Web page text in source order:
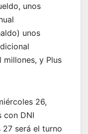
unos
unos
millones, y Plus
26,
con DNI
será el turno